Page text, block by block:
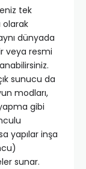
tek
olarak
dünyada
veya resmi
sunucu da
modları,
gibi
yapılar inşa
sunar.